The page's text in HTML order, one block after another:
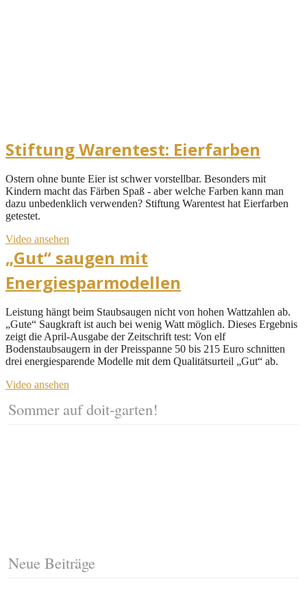
Stiftung Warentest: Eierfarben
Ostern ohne bunte Eier ist schwer vorstellbar. Besonders mit
Kindern macht das Färben Spaß - aber welche Farben kann man
dazu unbedenklich verwenden? Stiftung Warentest hat Eierfarben
getestet.
Video ansehen
„Gut“ saugen mit
Energiesparmodellen
Leistung hängt beim Staubsaugen nicht von hohen Wattzahlen ab.
„Gute“ Saugkraft ist auch bei wenig Watt möglich. Dieses Ergebnis
zeigt die April-Ausgabe der Zeitschrift test: Von elf
Bodenstaubsaugern in der Preisspanne 50 bis 215 Euro schnitten
drei energiesparende Modelle mit dem Qualitätsurteil „Gut“ ab.
Video ansehen
Sommer auf doit-garten!
Neue Beiträge